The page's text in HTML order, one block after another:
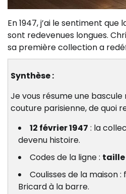
En 1947, j’ai le sentiment
sont redevenues longues.
sa première collection a
Synthèse :
Je vous résume une bascule
couture parisienne, de quoi
12 février 1947 : la
devenu histoire.
Codes de la ligne :
Coulisses de la maison
Bricard à la barre.